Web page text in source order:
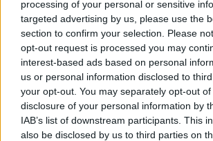
processing of your personal or sensitive
targeted advertising by us, please use the
section to confirm your selection. Please
opt-out request is processed you may
interest-based ads based on personal
us or personal information disclosed to
your opt-out. You may separately opt-out
disclosure of your personal information by
IAB’s list of downstream participants. This
also be disclosed by us to third parties on
AUTORE
Staff